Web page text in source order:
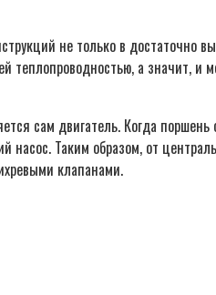
не только в достаточно
а значит, и
сам двигатель. Когда поршень
Таким образом, от
клапанами.